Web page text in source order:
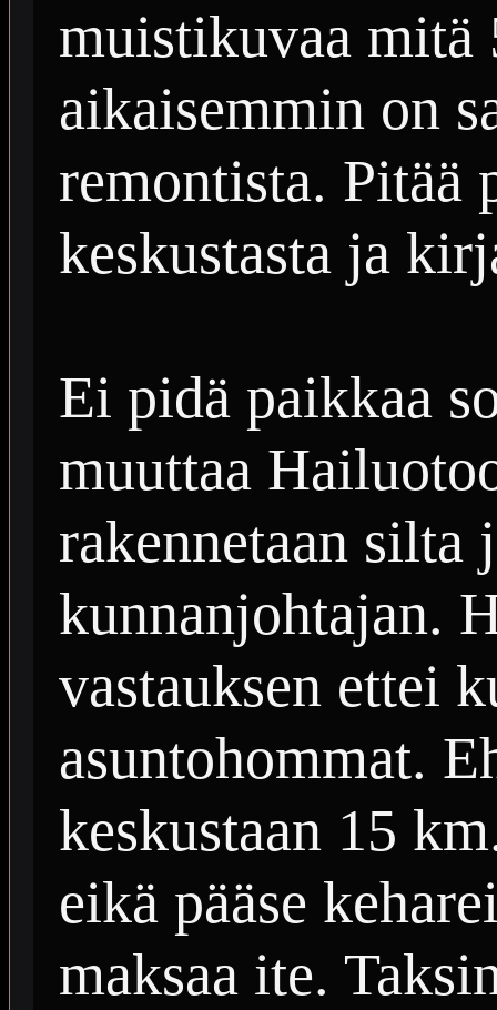
muistikuvaa mitä
aikaisemmin on
remontista. Pitää
keskustasta ja
Ei pidä paikkaa
muuttaa
rakennetaan silta
kunnanjohtajan.
vastauksen ettei
asuntohommat.
keskustaan 15
eikä pääse
maksaa ite.